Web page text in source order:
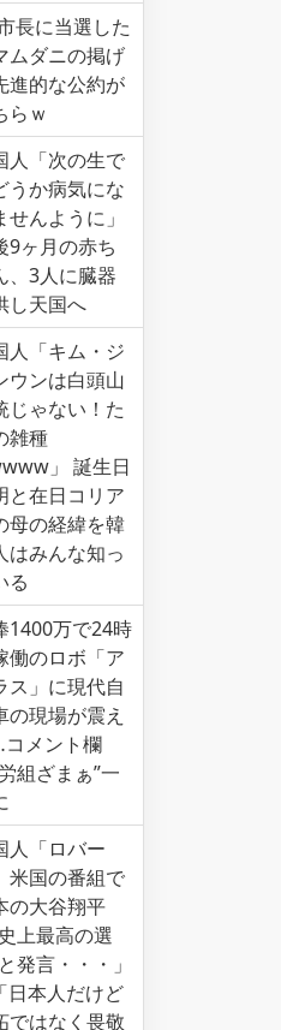
長に当選した
ムダニの掲げ
進的な公約が
らｗ
人「次の生で
うか病気にな
せんように」
9ヶ月の赤ち
、3人に臓器
し天国へ
人「キム・ジ
ウンは白頭山
じゃない！た
雑種
」 誕生日
と在日コリア
母の経緯を韓
はみんな知っ
る
1400万で24時
働のロボ「ア
ス」に現代自
の現場が震え
メント欄
組ざまぁ”一
人「ロバー
米国の番組で
の大谷翔平
上最高の選
発言・・・」
本人だけど
ではなく畏敬